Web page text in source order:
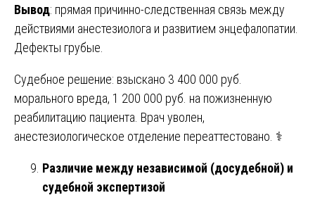
Вывод: прямая причинно-следственная связь между
действиями анестезиолога и развитием энцефалопатии.
Дефекты грубые.
Судебное решение: взыскано 3 400 000 руб.
морального вреда, 1 200 000 руб. на пожизненную
реабилитацию пациента. Врач уволен,
анестезиологическое отделение переаттестовано. ⚕️
Различие между независимой (досудебной) и
судебной экспертизой